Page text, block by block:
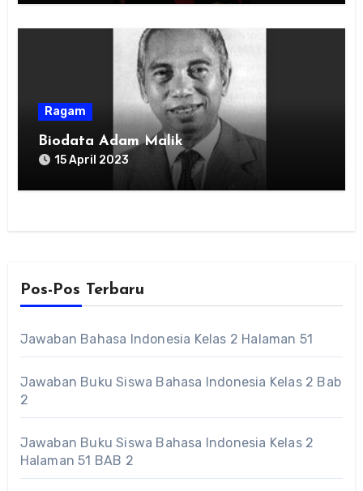
Ragam
Biodata Adam Malik
15 April 2023
Pos-Pos Terbaru
Jawaban Bahasa Indonesia Kelas 2 Halaman 51
Jawaban Buku Siswa Bahasa Indonesia Kelas 2 Bab
2
Jawaban Buku Siswa Bahasa Indonesia Kelas 2
Halaman 51 BAB 2